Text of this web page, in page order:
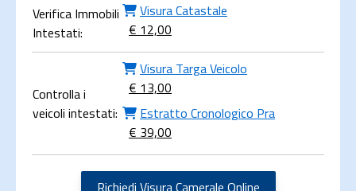
Verifica Immobili
Intestati:
Visura Catastale
€ 12,00
Controlla i
veicoli intestati:
Visura Targa Veicolo
€ 13,00
Estratto Cronologico Pra
€ 39,00
Richiedi Visura Camerale Online